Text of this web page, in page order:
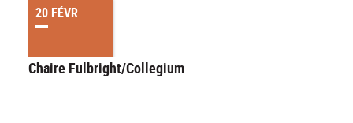
20 FÉVR
Chaire Fulbright/Collegium